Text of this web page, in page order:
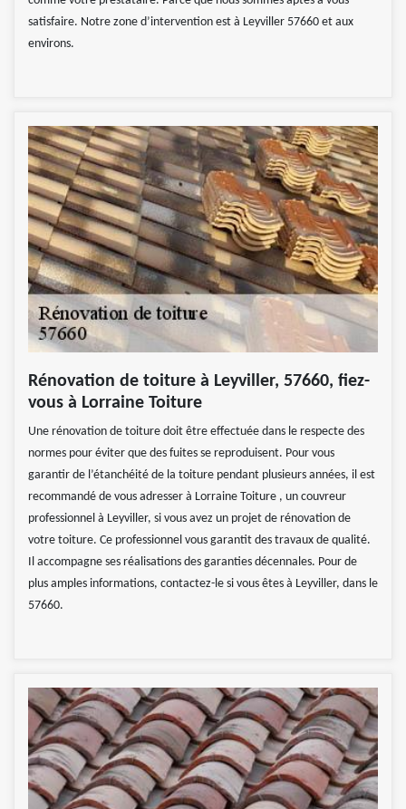
satisfaire. Notre zone d’intervention est à Leyviller 57660 et aux
environs.
Rénovation de toiture à Leyviller, 57660, fiez-
vous à Lorraine Toiture
Une rénovation de toiture doit être effectuée dans le respecte des
normes pour éviter que des fuites se reproduisent. Pour vous
garantir de l’étanchéité de la toiture pendant plusieurs années, il est
recommandé de vous adresser à Lorraine Toiture , un couvreur
professionnel à Leyviller, si vous avez un projet de rénovation de
votre toiture. Ce professionnel vous garantit des travaux de qualité.
Il accompagne ses réalisations des garanties décennales. Pour de
plus amples informations, contactez-le si vous êtes à Leyviller, dans le
57660.